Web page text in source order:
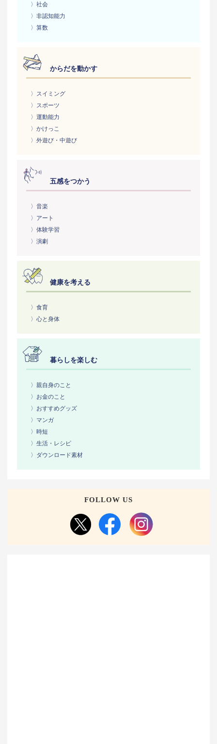
〉社会
〉非認知能力
〉算数
からだを動かす
〉スイミング
〉スポーツ
〉運動能力
〉かけっこ
〉外遊び・中遊び
五感をつかう
〉音楽
〉アート
〉体験学習
〉演劇
健康を考える
〉食育
〉心と身体
暮らしを楽しむ
〉親自身のこと
〉お金のこと
〉おすすめグッズ
〉マンガ
〉時短
〉生活・レシピ
〉ダウンロード素材
FOLLOW US